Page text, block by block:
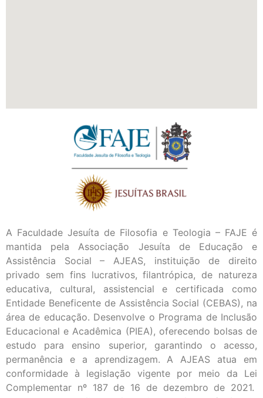
A Faculdade Jesuíta de Filosofia e Teologia – FAJE é
mantida pela Associação Jesuíta de Educação e
Assistência Social – AJEAS, instituição de direito
privado sem fins lucrativos, filantrópica, de natureza
educativa, cultural, assistencial e certificada como
Entidade Beneficente de Assistência Social (CEBAS), na
área de educação. Desenvolve o Programa de Inclusão
Educacional e Acadêmica (PIEA), oferecendo bolsas de
estudo para ensino superior, garantindo o acesso,
permanência e a aprendizagem. A AJEAS atua em
conformidade à legislação vigente por meio da Lei
Complementar nº 187 de 16 de dezembro de 2021.